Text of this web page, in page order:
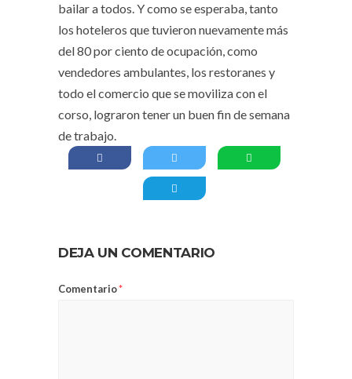
bailar a todos. Y como se esperaba, tanto
los hoteleros que tuvieron nuevamente más
del 80 por ciento de ocupación, como
vendedores ambulantes, los restoranes y
todo el comercio que se moviliza con el
corso, lograron tener un buen fin de semana
de trabajo.
DEJA UN COMENTARIO
Comentario*